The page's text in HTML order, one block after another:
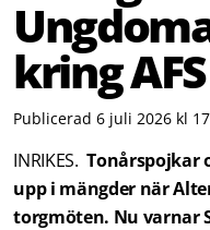
kring AFS
Publicerad 6 juli 2026 kl
INRIKES. Tonårspojkar
upp i mängder när
torgmöten. Nu varnar